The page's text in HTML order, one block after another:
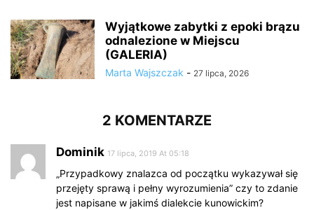
Wyjątkowe zabytki z epoki brązu
odnalezione w Miejscu
(GALERIA)
Marta Wajszczak - 27 lipca, 2026
2 KOMENTARZE
Dominik 17 lipca, 2019 At 05:18
„Przypadkowy znalazca od początku wykazywał się
przejęty sprawą i pełny wyrozumienia” czy to zdanie
jest napisane w jakimś dialekcie kunowickim?